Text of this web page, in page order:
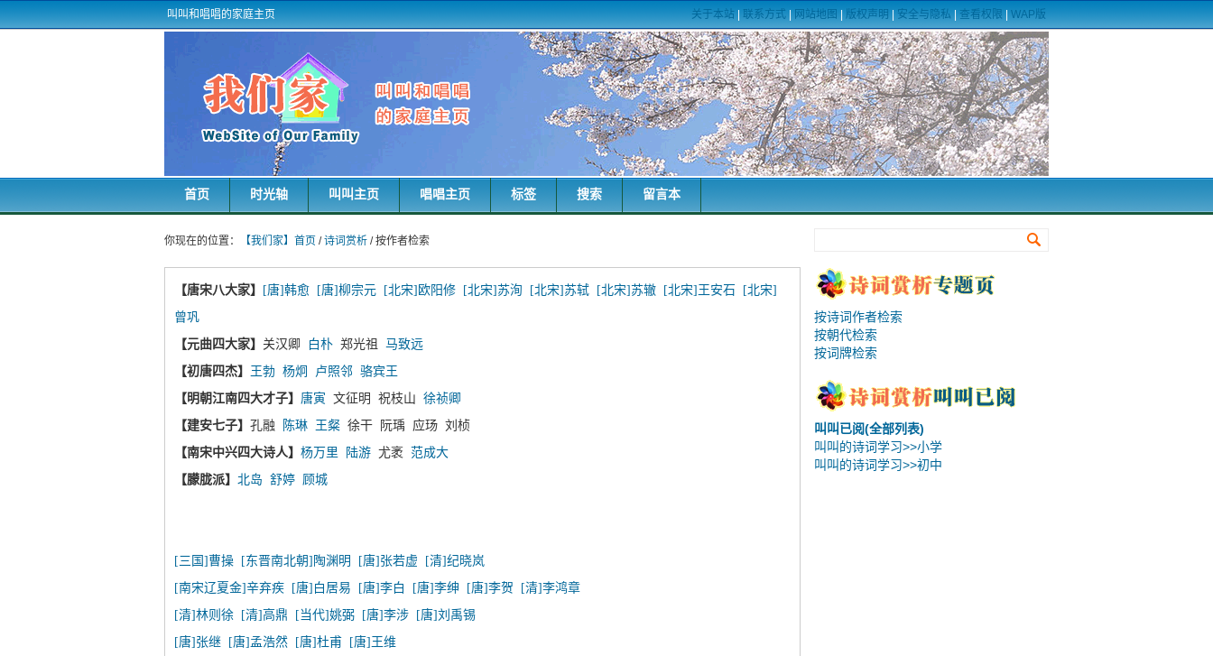
关于本站 联系方式 网站地图 版权声明 安全与隐私 查看权限 WAP版
叫叫和唱唱的家庭主页
首页 时光轴 叫叫主页 唱唱主页 标签 搜索 留言本
你现在的位置： 【我们家】首页 /诗词赏析 / 按作者检索
【唐宋八大家】 [唐]韩愈 [唐]柳宗元 [北宋]欧阳修 [北宋]苏洵 [北宋]苏轼 [北宋]苏辙 [北宋]王安石
[北宋]
曾巩
【元曲四大家】 关汉卿 白朴 郑光祖 马致远
【初唐四杰】
王勃 杨炯 卢照邻 骆宾王
【明朝江南四大才子】 唐寅 文征明 祝枝山 徐祯卿
【建安七子】 孔融 陈琳 王粲 徐干 阮瑀 应玚 刘桢
【南宋中兴四大诗人】 杨万里 陆游 尤袤 范成大
【朦胧派】 北岛 舒婷 顾城
[三国]曹操 [东晋南北朝]陶渊明 [唐]张若虚
[清]纪晓岚
[南宋辽夏金]辛弃疾
[唐]白居易 [唐]李白 [唐]李绅 [唐]李贺
[清]李鸿章
[清]林则徐
[清]高鼎 [当代]姚弼 [唐]李涉
[唐]刘禹锡
[唐]张继
[唐]孟浩然 [唐]杜甫
[唐]王维
按诗词作者检索
按朝代检索
按词牌检索
叫叫已阅(全部列表)
叫叫的诗词学习>>小学
叫叫的诗词学习>>初中